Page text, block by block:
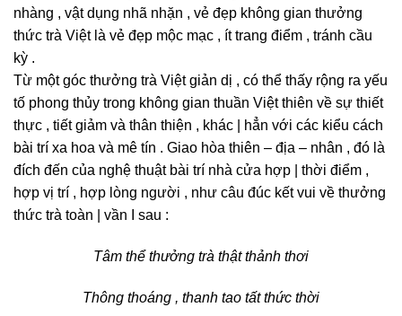
nhàng , vật dụng nhã nhặn , vẻ đẹp không gian thưởng
thức trà Việt là vẻ đẹp mộc mạc , ít trang điểm , tránh cầu
kỳ .
Từ một góc thưởng trà Việt giản dị , có thể thấy rộng ra yếu
tố phong thủy trong không gian thuần Việt thiên về sự thiết
thực , tiết giảm và thân thiện , khác | hẳn với các kiểu cách
bài trí xa hoa và mê tín . Giao hòa thiên – địa – nhân , đó là
đích đến của nghệ thuật bài trí nhà cửa hợp | thời điểm ,
hợp vị trí , hợp lòng người , như câu đúc kết vui về thưởng
thức trà toàn | vần I sau :
Tâm thể thưởng trà thật thảnh thơi
Thông thoáng , thanh tao tất thức thời